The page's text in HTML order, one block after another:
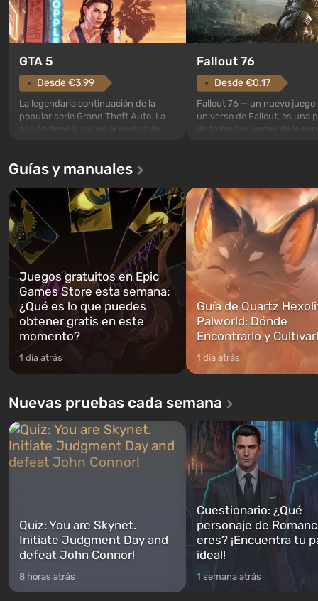
GTA 5
Desde €3.99
La legendaria continuación de la
popular serie Grand Theft Auto. La
acción tiene lugar en la ciudad de
primera vez, el juego contará la
historia de tres personajes: Michael,
Trevor y Franklin, entre los cuales
podrás cambi...
Fallout 76
Desde €0.17
Fallout 76 — un nuevo juego
universo de Fallout, es una
de todas las partes de la
abrirse primero después de
caigan las bombas n...
Guías y manuales
Juegos gratuitos en Epic
Games Store esta semana:
¿Qué es lo que puedes
obtener gratis en este
momento?
1 día atrás
Guía de Quartz
Palworld: Dónde
Encontrarlo y
1 día atrás
Nuevas pruebas cada semana
Quiz: You are Skynet.
Initiate Judgment Day and
defeat John Connor!
8 horas atrás
Cuestionario: ¿Qué
personaje de
eres? ¡Encuentra tu
ideal!
1 semana atrás